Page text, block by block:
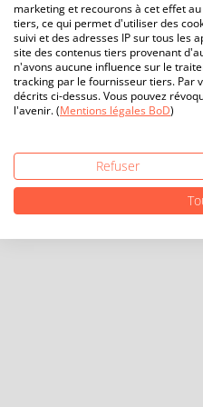
marketing et recourons à cet effet
tiers, ce qui permet d'utiliser des
suivi et des adresses IP sur tous les
site des contenus tiers provenant
n'avons aucune influence sur le
tracking par le fournisseur tiers. Par
décrits ci-dessus. Vous pouvez
l'avenir. (Mentions légales BoD)
Refuser